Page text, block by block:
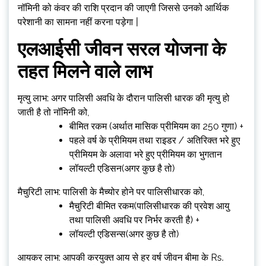
नॉमिनी को कंवर की राशि प्रदान की जाएगी जिससे उनको आर्थिक
परेशानी का सामना नहीं करना पड़ेगा |
एलआईसी जीवन सरल योजना के
तहत मिलने वाले लाभ
मृत्यु लाभ: अगर पालिसी अवधि के दौरान पालिसी धारक की मृत्यु हो
जाती है तो नॉमिनी को,
बीमित रकम (अर्थात मासिक प्रीमियम का 250 गुणा) +
पहले वर्ष के प्रीमियम तथा राइडर / अतिरिक्त भरे हुए
प्रीमियम के अलावा भरे हुए प्रीमियम का भुगतान
लॉयल्टी एडिसन(अगर कुछ है तो)
मैचुरिटी लाभ: पालिसी के मैच्योर होने पर पालिसीधारक को,
मैचुरिटी बीमित रकम(पालिसीधारक की प्रवेश आयु
तथा पालिसी अवधि पर निर्भर करती है) +
लॉयल्टी एडिसन्स(अगर कुछ है तो)
आयकर लाभ: आपकी करयुक्त आय से हर वर्ष जीवन बीमा के Rs.